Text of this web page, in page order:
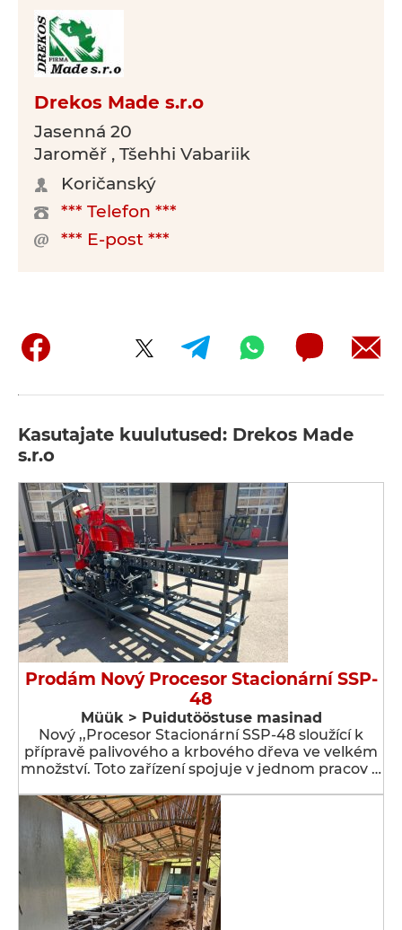
Drekos Made s.r.o
Jasenná 20
Jaroměř , Tšehhi Vabariik
Koričanský
*** Telefon ***
*** E-post ***
Kasutajate kuulutused: Drekos Made
s.r.o
Prodám Nový Procesor Stacionární SSP-
48
Müük > Puidutööstuse masinad
Nový ,,Procesor Stacionární SSP-48 sloužící k
přípravě palivového a krbového dřeva ve velkém
množství. Toto zařízení spojuje v jednom pracov …